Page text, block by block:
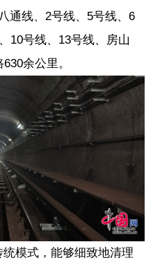
通线、2号线、5号线、6
10号线、13号线、房山
余公里。
模式，能够细致地清理